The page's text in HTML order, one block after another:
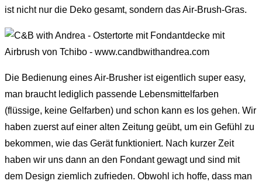
ist nicht nur die Deko gesamt, sondern das Air-Brush-Gras.
Die Bedienung eines Air-Brusher ist eigentlich super easy,
man braucht lediglich passende Lebensmittelfarben
(flüssige, keine Gelfarben) und schon kann es los gehen. Wir
haben zuerst auf einer alten Zeitung geübt, um ein Gefühl zu
bekommen, wie das Gerät funktioniert. Nach kurzer Zeit
haben wir uns dann an den Fondant gewagt und sind mit
dem Design ziemlich zufrieden. Obwohl ich hoffe, dass man